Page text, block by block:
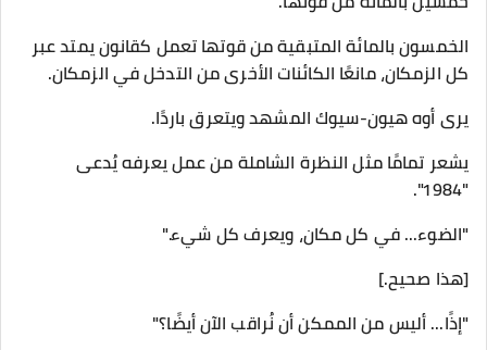
الخمسون بالمائة المتبقية من قوتها تعمل كقانون يمتد عبر
كل الزمكان، مانعًا الكائنات الأخرى من التدخل في الزمكان.
يرى أوه هيون-سيوك المشهد ويتعرق باردًا.
يشعر تمامًا مثل النظرة الشاملة من عمل يعرفه يُدعى
"1984".
"الضوء... في كل مكان، ويعرف كل شيء."
[هذا صحيح.]
"إذًا... أليس من الممكن أن نُراقب الآن أيضًا؟"